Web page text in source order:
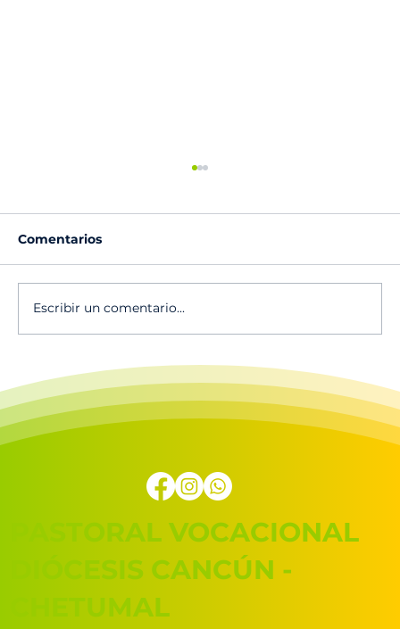
Calendario de actividades 2025-
2026
Comentarios
Escribir un comentario...
PASTORAL VOCACIONAL
DIÓCESIS CANCÚN -
CHETUMAL